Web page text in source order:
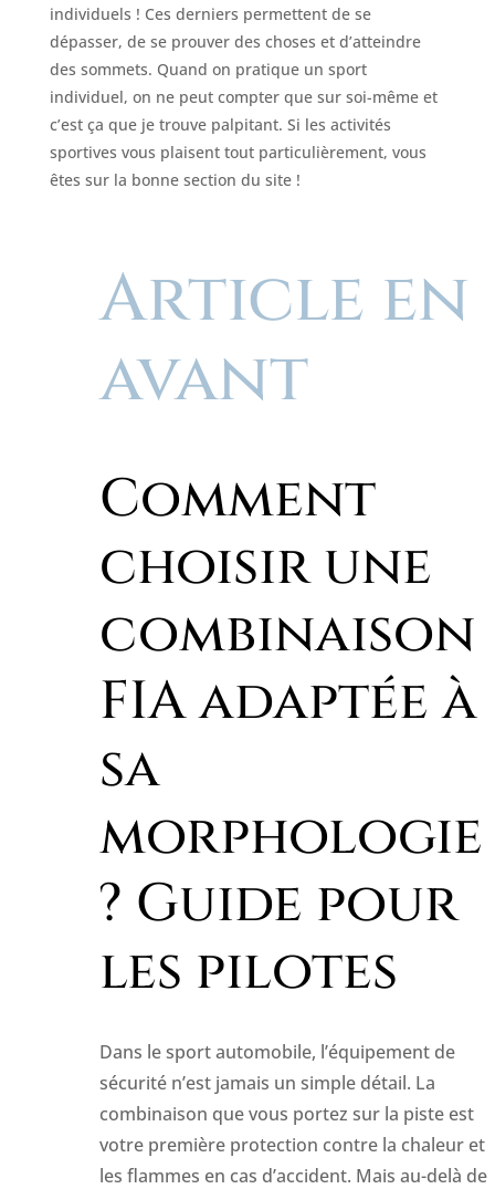
individuels ! Ces derniers permettent de se
dépasser, de se prouver des choses et d’atteindre
des sommets. Quand on pratique un sport
individuel, on ne peut compter que sur soi-même et
c’est ça que je trouve palpitant. Si les activités
sportives vous plaisent tout particulièrement, vous
êtes sur la bonne section du site !
Article en
avant
Comment
choisir une
combinaison
FIA adaptée à
sa
morphologie
? Guide pour
les pilotes
Dans le sport automobile, l’équipement de
sécurité n’est jamais un simple détail. La
combinaison que vous portez sur la piste est
votre première protection contre la chaleur et
les flammes en cas d’accident. Mais au-delà de